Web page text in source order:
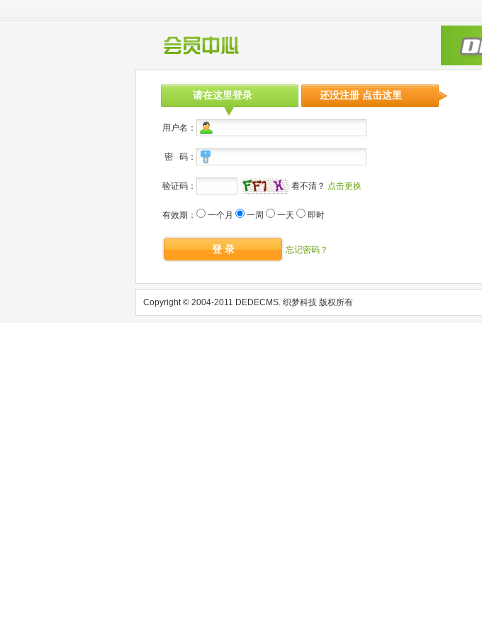
请在这里登录 还没注册 点击这里
用户名：
密 码：
验证码： 看不清？ 点击更换
有效期： 一个月 一周 一天 即时
登 录 忘记密码？
Copyright © 2004-2011 DEDECMS. 织梦科技 版权所有